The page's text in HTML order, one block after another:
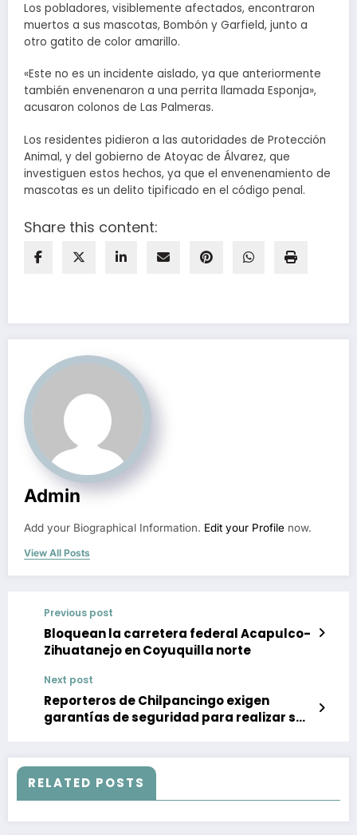
Los pobladores, visiblemente afectados, encontraron
muertos a sus mascotas, Bombón y Garfield, junto a
otro gatito de color amarillo.
«Este no es un incidente aislado, ya que anteriormente
también envenenaron a una perrita llamada Esponja»,
acusaron colonos de Las Palmeras.
Los residentes pidieron a las autoridades de Protección
Animal, y del gobierno de Atoyac de Álvarez, que
investiguen estos hechos, ya que el envenenamiento de
mascotas es un delito tipificado en el código penal.
Share this content:
Admin
Add your Biographical Information. Edit your Profile now.
View All Posts
Previous post
Bloquean la carretera federal Acapulco-
Zihuatanejo en Coyuquilla norte
Next post
Reporteros de Chilpancingo exigen
garantías de seguridad para realizar su
RELATED POSTS